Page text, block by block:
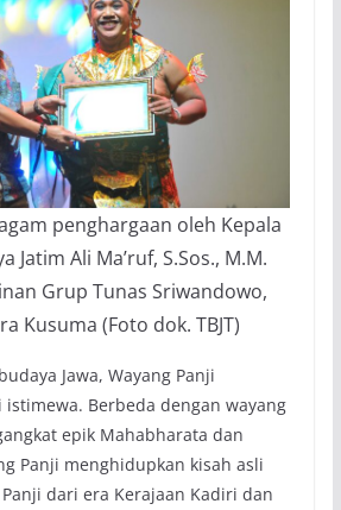
penghargaan oleh Kepala
Jatim Ali Ma’ruf, S.Sos., M.M.
Grup Tunas Sriwandowo,
Kusuma (Foto dok. TBJT)
Jawa, Wayang Panji
Berbeda dengan wayang
epik Mahabharata dan
Panji menghidupkan kisah asli
dari era Kerajaan Kadiri dan